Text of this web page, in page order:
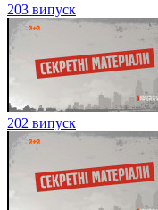
203 випуск
202 випуск